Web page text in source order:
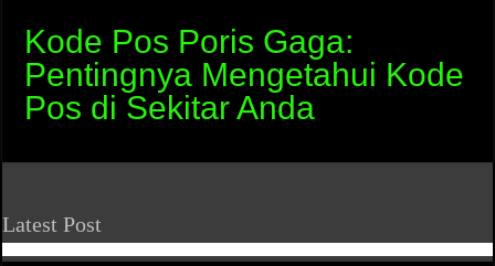
Kode Pos Poris Gaga:
Pentingnya Mengetahui Kode
Pos di Sekitar Anda
Latest Post